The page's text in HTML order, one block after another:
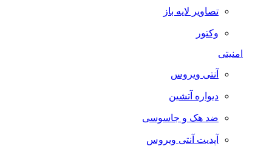
تصاویر لایه باز
وکتور
امنیتی
آنتی ویروس
دیواره آتشین
ضد هک و جاسوسی
آپدیت آنتی ویروس